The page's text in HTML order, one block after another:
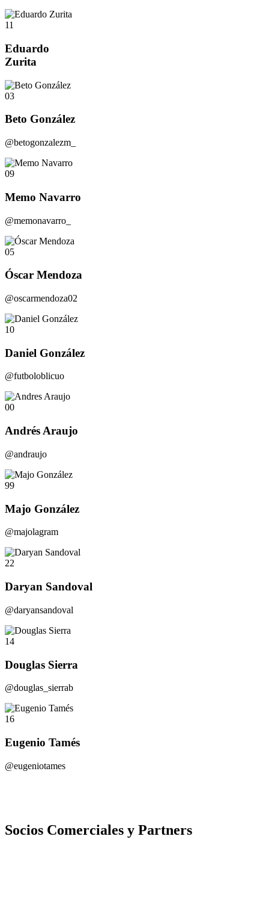
11
Eduardo
Zurita
03
Beto González
@betogonzalezm_
09
Memo Navarro
@memonavarro_
05
Óscar Mendoza
@oscarmendoza02
10
Daniel González
@futboloblicuo
00
Andrés Araujo
@andraujo
99
Majo González
@majolagram
22
Daryan Sandoval
@daryansandoval
14
Douglas Sierra
@douglas_sierrab
16
Eugenio Tamés
@eugeniotames
Socios Comerciales y Partners